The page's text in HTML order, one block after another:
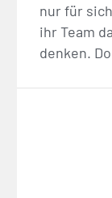
nur für
ihr Team
denken.